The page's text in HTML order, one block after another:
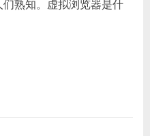
熟知。虚拟浏览器是什